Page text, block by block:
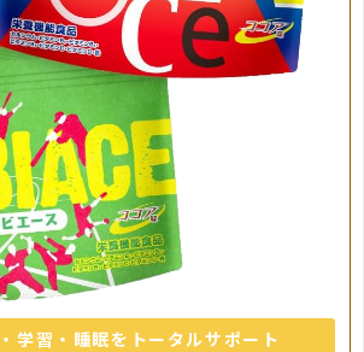
学習・睡眠をトータルサポート